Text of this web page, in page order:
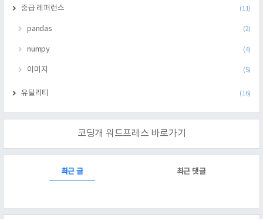
중급 레퍼런스 (11)
pandas (2)
numpy (4)
이미지 (5)
유틸리티 (16)
코딩개 워드프레스 바로가기
최근 글 최근 댓글